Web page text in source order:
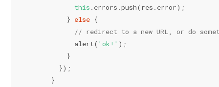
this .errors.push(res.error);
          }
else {
// redirect to a new URL, or do
            alert(
'ok!' );
          }
        });
      }